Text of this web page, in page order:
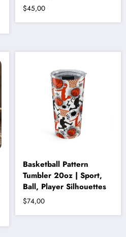
$45,00
Basketball Pattern
Tumbler 20oz | Sport,
Ball, Player Silhouettes
$74,00